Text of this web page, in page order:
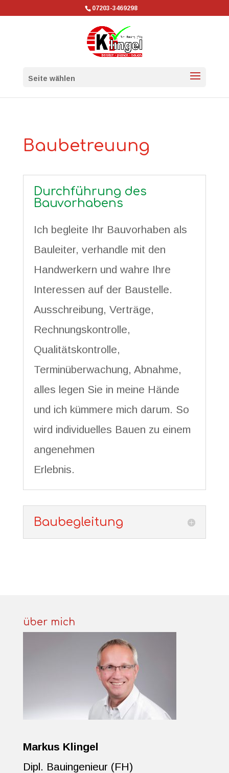
07203-3469298
Seite wählen
Baubetreuung
Durchführung des
Bauvorhabens
Ich begleite Ihr Bauvorhaben als
Bauleiter, verhandle mit den
Handwerkern und wahre Ihre
Interessen auf der Baustelle.
Ausschreibung, Verträge,
Rechnungskontrolle,
Qualitätskontrolle,
Terminüberwachung, Abnahme,
alles legen Sie in meine Hände
und ich kümmere mich darum. So
wird individuelles Bauen zu einem
angenehmen
Erlebnis.
Baubegleitung
über mich
Markus Klingel
Dipl. Bauingenieur (FH)